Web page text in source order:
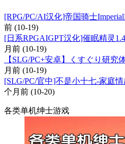
[RPG/PC/AI汉化]帝国骑士
前 (10-19)
[日系RPGAIGPT汉化]催眠精灵
月前 (10-19)
【SLG/PC+安卓】くすぐり研究
月前 (10-19)
[SLG/PC/官中]不是小十七-家庭
个月前 (10-20)
各类单机绅士游戏